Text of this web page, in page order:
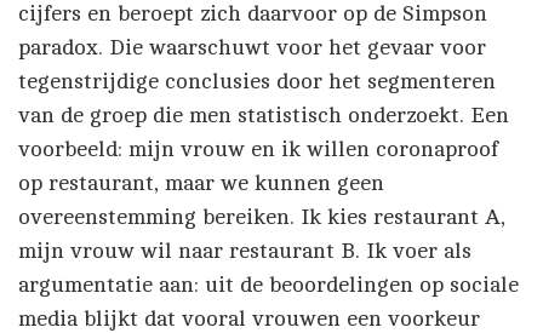
cijfers en beroept zich daarvoor op de Simpson
paradox. Die waarschuwt voor het gevaar voor
tegenstrijdige conclusies door het segmenteren
van de groep die men statistisch onderzoekt. Een
voorbeeld: mijn vrouw en ik willen coronaproof
op restaurant, maar we kunnen geen
overeenstemming bereiken. Ik kies restaurant A,
mijn vrouw wil naar restaurant B. Ik voer als
argumentatie aan: uit de beoordelingen op sociale
media blijkt dat vooral vrouwen een voorkeur